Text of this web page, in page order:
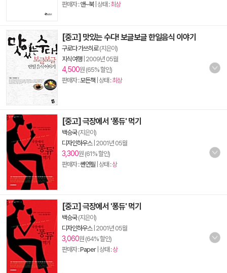
판매자 :앤~북| 상태 :최상
[중고] 맛있는 수다! 보글보글 한일음식 이야기
구로다 가쓰히로(지은이)
지식여행| 2009년 05월
4,500원 (65% 할인)
판매자 :모든책 | 상태 :최상
[중고] 극장에서 '퐁듀' 먹기
백승국(지은이)
디자인하우스| 2001년 05월
3,300원 (61% 할인)
판매자 :쎈연필 | 상태 :상
[중고] 극장에서 '퐁듀' 먹기
백승국(지은이)
디자인하우스| 2001년 05월
3,060원 (64% 할인)
판매자 :Paper| 상태 :상